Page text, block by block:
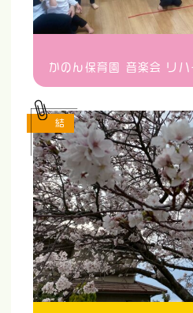
かのん保育園 音楽会 リハ
結